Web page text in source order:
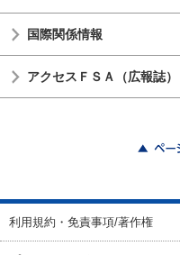
国際関係情報
アクセスＦＳＡ（広報誌）
利用規約・免責事項/著作権